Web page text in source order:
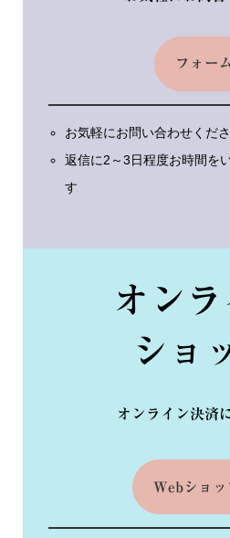
フォー
お気軽にお問い合わせくだ
返信に2～3日程度お時間を
す
オン
ショ
オンライン決済
Webショッ